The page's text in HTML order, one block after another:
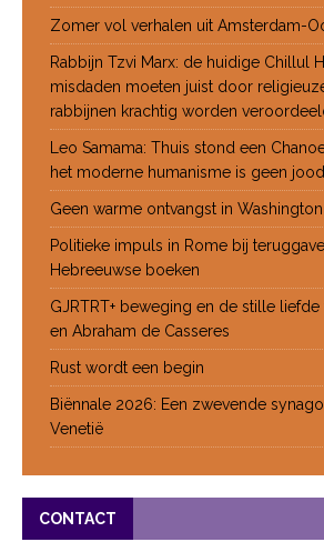
Zomer vol verhalen uit Amsterdam-
Rabbijn Tzvi Marx: de huidige Chillul
misdaden moeten juist door
rabbijnen krachtig worden
Leo Samama: Thuis stond een
het moderne humanisme is geen
Geen warme ontvangst in Washington
Politieke impuls in Rome bij
Hebreeuwse boeken
GJRTRT+ beweging en de stille liefde
en Abraham de Casseres
Rust wordt een begin
Biënnale 2026: Een zwevende
Venetië
CONTACT